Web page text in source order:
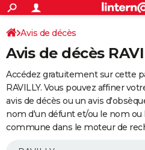
ACTUALITÉS
Politique
Société
Faits Divers
Education
Monde
Villes
+
SPORT
Coupe du monde 2026
Football
Tennis
Cyclisme
Rugby
Forum
Programme TV
TNT
Streaming
Cinéma
Sorties cinéma
Musique
+
FINANCE
Retraite
Epargne
Immobilier
Risques naturels par ville
Banque
Assurance
AUTO
Essais
Réserver un essai
Citadines
Berlines
SUV
Forum auto
+
Avis de décès
Avis de décès
Accédez gratuitement sur cette
RAVILLY. Vous pouvez affiner
avis de décès ou un avis
nom d'un défunt et/ou le nom ou
commune dans le moteur de